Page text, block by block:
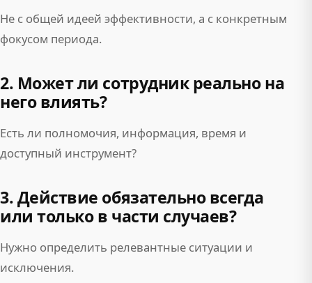
Не с общей идеей эффективности, а с конкретным
фокусом периода.
2. Может ли сотрудник реально на
него влиять?
Есть ли полномочия, информация, время и
доступный инструмент?
3. Действие обязательно всегда
или только в части случаев?
Нужно определить релевантные ситуации и
исключения.